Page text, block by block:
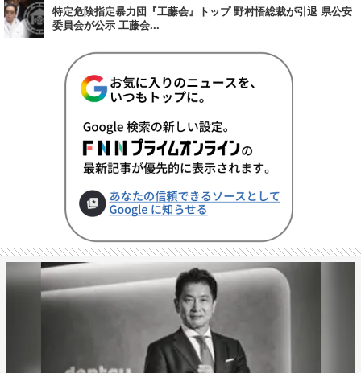
特定危険指定暴力団『工藤会』トップ 野村悟総裁が引退 県公安
委員会が公示 工藤会...